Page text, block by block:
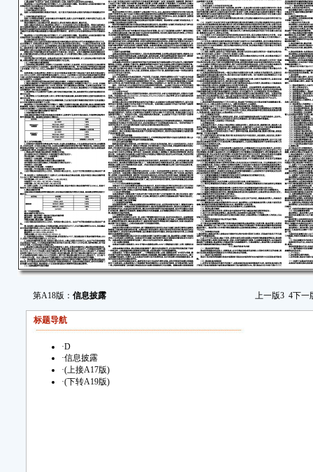
第A18版： 信息披露 上一版3 4下一
标题导航
·D
·信息披露
·(上接A17版)
·(下转A19版)